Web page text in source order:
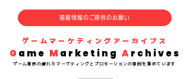
G ame M arketing Archives
​ゲーム業界の優れた マーケティングとプロモーションの事例を集めています
掲載情報のご提供のお願い
​ゲームマーケティングアーカイブス